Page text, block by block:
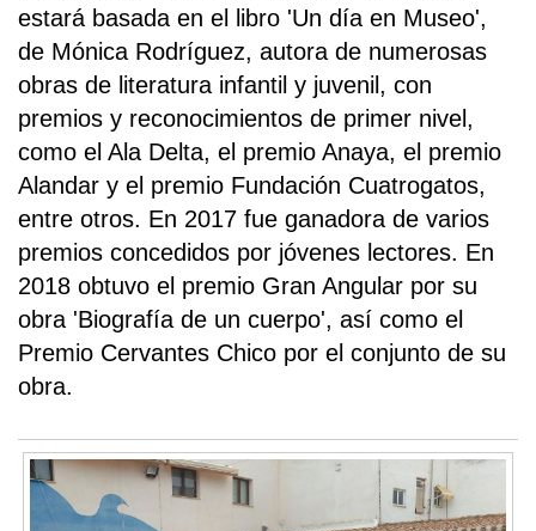
estará basada en el libro 'Un día en Museo',
de Mónica Rodríguez, autora de numerosas
obras de literatura infantil y juvenil, con
premios y reconocimientos de primer nivel,
como el Ala Delta, el premio Anaya, el premio
Alandar y el premio Fundación Cuatrogatos,
entre otros. En 2017 fue ganadora de varios
premios concedidos por jóvenes lectores. En
2018 obtuvo el premio Gran Angular por su
obra 'Biografía de un cuerpo', así como el
Premio Cervantes Chico por el conjunto de su
obra.